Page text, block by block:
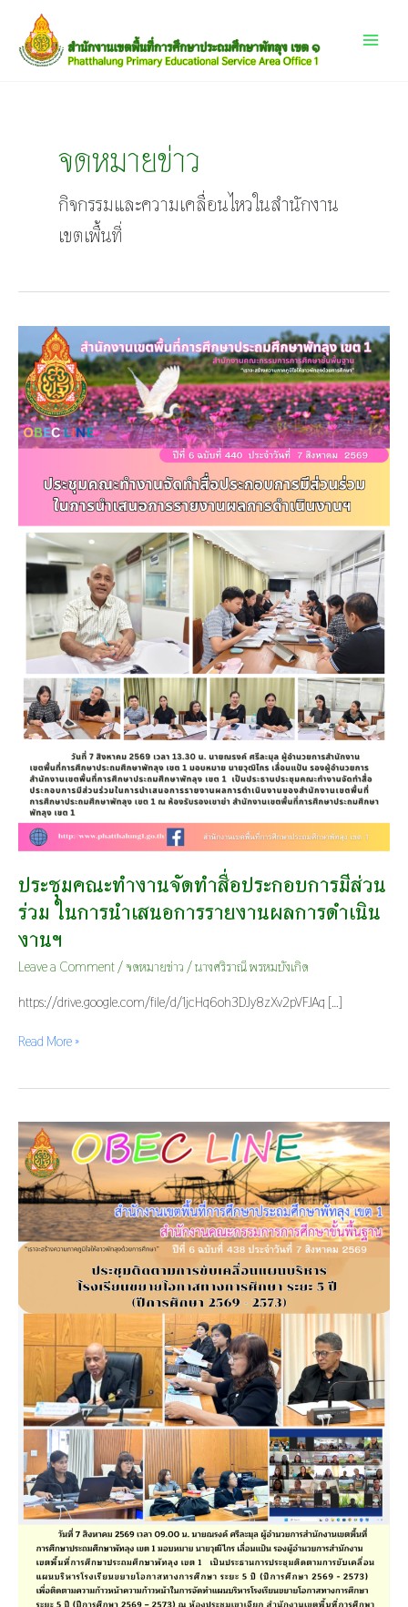
content
Menu
จดหมายข่าว
กิจกรรมและความเคลื่อนไหวในสำนักงาน
เขตเพื้นที่
ประชุมคณะทำงานจัดทำสื่อประกอบการมีส่วน
ร่วม ในการนำเสนอการรายงานผลการดำเนิน
งานฯ
Leave a Comment /จดหมายข่าว /นางศริราณี พรหมบังเกิด
https://drive.google.com/file/d/1jcHq6oh3DJy8zXv2pVFJAq […]
ประชุม
คณะ
ทำงาน
จัด
ทำ
สื่อ
ประกอบ
ร่วม
ใน
การนำ
การ
รายงาน
ผล
การ
ดำ
เนิน
งานฯ
Read More »
ประชุม
ติดตาม
การ
ขับ
เคลื่อน
แผน
บริหาร
โอกาส
ศึกษา
ระยะ
(ปี
ศึกษา
2569
–
2573)